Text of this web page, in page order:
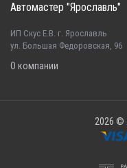
Автомастер "Ярославль"
ИП Скус Е.В. г. Ярославль
ул. Большая Федоровская, 96
О компании
2026 ©